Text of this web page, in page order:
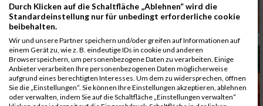
Durch Klicken auf die Schaltfläche „Ablehnen“ wird die
Standardeinstellung nur für unbedingt erforderliche cookie
beibehalten.
Wir und unsere Partner speichern und/oder greifen auf Informationen auf
einem Gerät zu, wie z. B. eindeutige IDs in cookie und anderen
Browserspeichern, um personenbezogene Daten zu verarbeiten. Einige
Anbieter verarbeiten Ihre personenbezogenen Daten möglicherweise
aufgrund eines berechtigten Interesses. Um dem zu widersprechen, öffnen
Sie die „Einstellungen“. Sie können Ihre Einstellungen akzeptieren, ablehnen
oder verwalten, indem Sie auf die Schaltfläche „Einstellungen verwalten“